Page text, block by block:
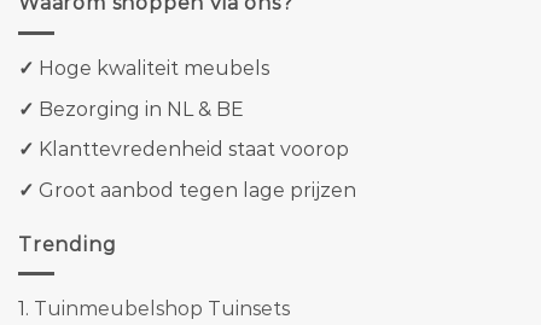
✓ Hoge kwaliteit meubels
✓ Bezorging in NL & BE
✓ Klanttevredenheid staat voorop
✓ Groot aanbod tegen lage prijzen
Trending
1. Tuinmeubelshop Tuinsets